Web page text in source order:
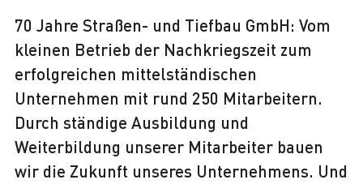
70 Jahre Straßen- und Tiefbau GmbH: Vom
kleinen Betrieb der Nachkriegszeit zum
erfolgreichen mittelständischen
Unternehmen mit rund 250 Mitarbeitern.
Durch ständige Ausbildung und
Weiterbildung unserer Mitarbeiter bauen
wir die Zukunft unseres Unternehmens. Und